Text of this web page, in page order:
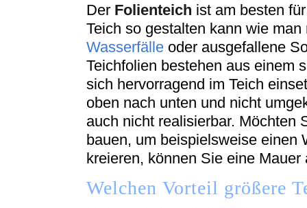
Der Folienteich ist am besten
Teich so gestalten kann wie
Wasserfälle oder ausgefallene
Teichfolien bestehen aus einem
sich hervorragend im Teich
oben nach unten und nicht
auch nicht realisierbar. Möchten
bauen, um beispielsweise einen
kreieren, können Sie eine
Welchen Vorteil größere